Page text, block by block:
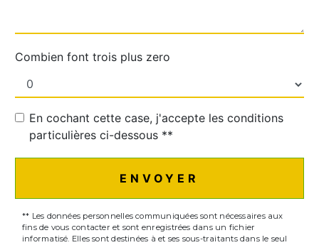
Combien font trois plus zero
En cochant cette case, j'accepte les conditions
particulières ci-dessous **
ENVOYER
** Les données personnelles communiquées sont nécessaires aux
fins de vous contacter et sont enregistrées dans un fichier
informatisé. Elles sont destinées à et ses sous-traitants dans le seul